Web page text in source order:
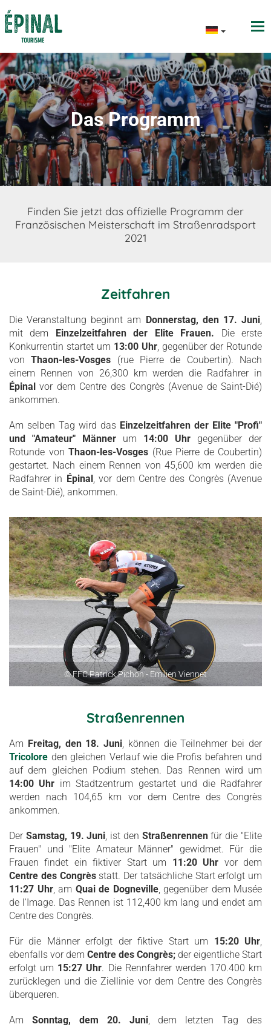
Das Programm
Finden Sie jetzt das offizielle Programm der
Französischen Meisterschaft im Straßenradsport
2021
Zeitfahren
Die Veranstaltung beginnt am Donnerstag, den 17. Juni,
mit dem Einzelzeitfahren der Elite Frauen. Die erste
Konkurrentin startet um 13:00 Uhr, gegenüber der Rotunde
vonThaon-les-Vosges (rue Pierre de Coubertin). Nach
einem Rennen von 26,300 km werden die Radfahrer in
Épinal vor dem Centre des Congrès (Avenue de Saint-Dié)
ankommen.
Am selben Tag wird das Einzelzeitfahren der Elite "Profi"
und "Amateur" Männer um 14:00 Uhr gegenüber der
Rotunde von Thaon-les-Vosges (Rue Pierre de Coubertin)
gestartet. Nach einem Rennen von 45,600 km werden die
Radfahrer in Épinal, vor dem Centre des Congrès (Avenue
de Saint-Dié), ankommen.
© FFC Patrick Pichon - Emilien Viennet
Straßenrennen
Am Freitag, den 18. Juni, können die Teilnehmer bei der
Tricolore den gleichen Verlauf wie die Profis befahren und
auf dem gleichen Podium stehen. Das Rennen wird um
14:00 Uhr im Stadtzentrum gestartet und die Radfahrer
werden nach 104,65 km vor dem Centre des Congrès
ankommen.
Der Samstag, 19. Juni, ist den Straßenrennenfür die "Elite
Frauen" und "Elite Amateur Männer" gewidmet. Für die
Frauen findet ein fiktiver Start um 11:20 Uhr vor dem
Centre des Congrèsstatt. Der tatsächliche Start erfolgt um
11:27 Uhr, am Quai de Dogneville, gegenüber dem Musée
de l'Image. Das Rennen ist 112,400 km lang und endet am
Centre des Congrès.
Für die Männer erfolgt der fiktive Start um 15:20 Uhr,
ebenfalls vor dem Centre des Congrès; der eigentliche Start
erfolgt um 15:27 Uhr. Die Rennfahrer werden 170.400 km
zurücklegen und die Ziellinie vor dem Centre des Congrès
überqueren.
Am Sonntag, dem 20. Juni, dem letzten Tag des